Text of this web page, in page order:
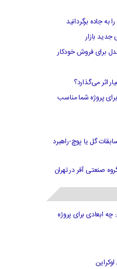
به جاده برگردانید
بازار
برای فروش خودکار
پروژه شما مناسب
گل یا پوچ-راهبرد
صنعتی آفر در تهران
ابعادی برای پروژه